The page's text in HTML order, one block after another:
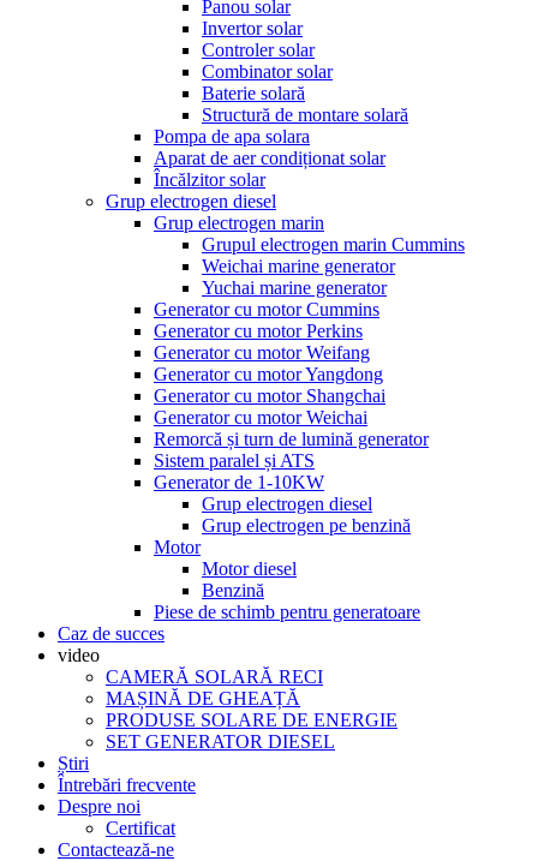
Panou solar
Invertor solar
Controler solar
Combinator solar
Baterie solară
Structură de montare solară
Pompa de apa solara
Aparat de aer condiționat solar
Încălzitor solar
Grup electrogen diesel
Grup electrogen marin
Grupul electrogen marin Cummins
Weichai marine generator
Yuchai marine generator
Generator cu motor Cummins
Generator cu motor Perkins
Generator cu motor Weifang
Generator cu motor Yangdong
Generator cu motor Shangchai
Generator cu motor Weichai
Remorcă și turn de lumină generator
Sistem paralel și ATS
Generator de 1-10KW
Grup electrogen diesel
Grup electrogen pe benzină
Motor
Motor diesel
Benzină
Piese de schimb pentru generatoare
Caz de succes
video
CAMERĂ SOLARĂ RECI
MAȘINĂ DE GHEAȚĂ
PRODUSE SOLARE DE ENERGIE
SET GENERATOR DIESEL
Știri
Întrebări frecvente
Despre noi
Certificat
Contactează-ne